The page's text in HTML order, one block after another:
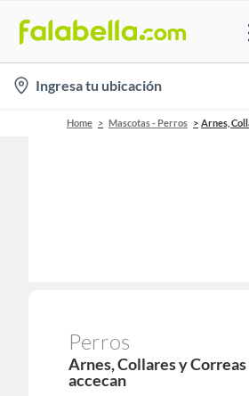
location-
icon
Ingresa tu ubicación
Home Mascotas - Perros Arnes,
Perros
Arnes, Collares y Correas -
accecan